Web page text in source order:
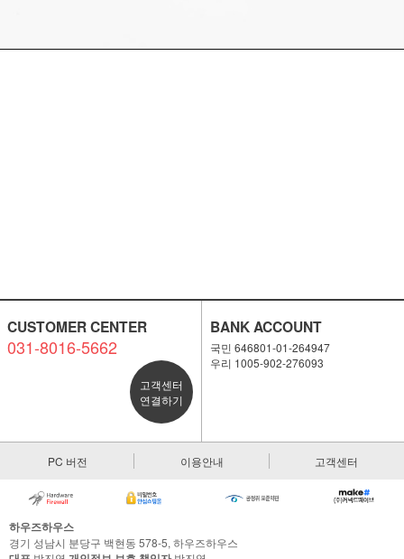
이코 라이프 하
CUSTOMER CENTER
031-8016-5662
고객센터
연결하기
BANK ACCOUNT
국민 646801-01-264947
우리 1005-902-276093
PC 버전 이용안내 고객센터
하우즈하우스
경기 성남시 분당구 백현동 578-5, 하우즈하우스